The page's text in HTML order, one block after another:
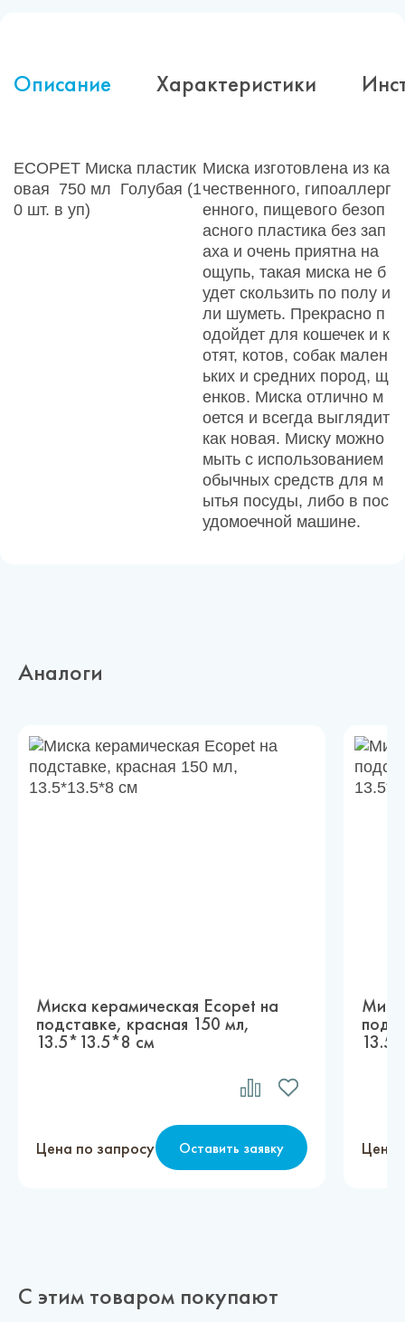
Описание Характеристики
ECOPET Миска пластик
овая 750 мл Голубая (1
0 шт. в уп)
Миска изготовлена из ка
чественного, гипоаллерг
енного, пищевого безоп
асного пластика без зап
аха и очень приятна на
ощупь, такая миска не б
удет скользить по полу и
ли шуметь. Прекрасно п
одойдет для кошечек и к
отят, котов, собак мален
ьких и средних пород, щ
енков. Миска отлично м
оется и всегда выглядит
как новая. Миску можно
мыть с использованием
обычных средств для м
ытья посуды, либо в пос
удомоечной машине.
Аналоги
Миска керамическая Ecopet на
подставке, красная 150 мл,
13.5*13.5*8 см
Цена по запросу Оставить заявку Цена
С этим товаром покупают